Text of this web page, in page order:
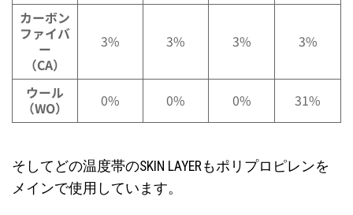
カーボン
ファイバ
ー
（CA）
3% 3% 3% 3%
ウール
（WO）
0% 0% 0% 31%
そしてどの温度帯のSKIN LAYERもポリプロピレンを
メインで使用しています。